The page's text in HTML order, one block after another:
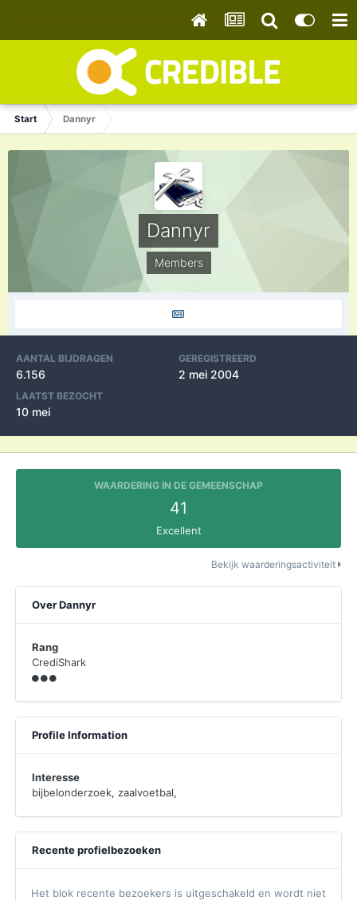
Start Dannyr
Dannyr
Members
AANTAL BIJDRAGEN
6.156
GEREGISTREERD
2 mei 2004
LAATST BEZOCHT
10 mei
WAARDERING IN DE GEMEENSCHAP
41
Excellent
Bekijk waarderingsactiviteit
Over Dannyr
Rang
CrediShark
Profile Information
Interesse
bijbelonderzoek, zaalvoetbal,
Recente profielbezoeken
Het blok recente bezoekers is uitgeschakeld en wordt niet